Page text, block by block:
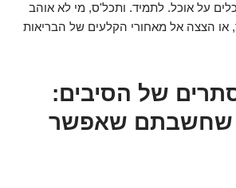
על אוכל. לתמיד. ותכל'ס, מי לא אוהב
הצצה אל מאחורי הקלעים של הבריאות
של הסיבים:
שחשבתם שאפשר